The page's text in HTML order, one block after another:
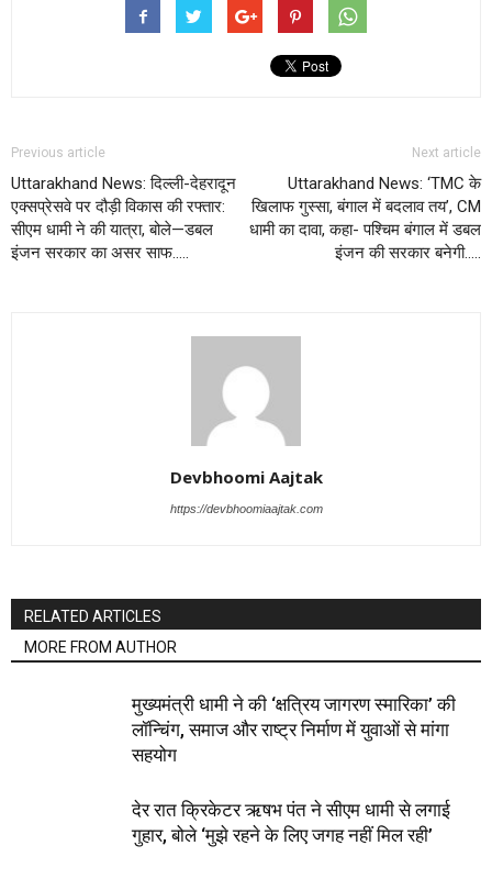
Previous article
Uttarakhand News: दिल्ली-देहरादून
एक्सप्रेसवे पर दौड़ी विकास की रफ्तार:
सीएम धामी ने की यात्रा, बोले—डबल
इंजन सरकार का असर साफ…..
Next article
Uttarakhand News: ‘TMC के
खिलाफ गुस्सा, बंगाल में बदलाव तय’, CM
धामी का दावा, कहा- पश्चिम बंगाल में डबल
इंजन की सरकार बनेगी…..
Devbhoomi Aajtak
https://devbhoomiaajtak.com
RELATED ARTICLES
MORE FROM AUTHOR
मुख्यमंत्री धामी ने की ‘क्षत्रिय जागरण स्मारिका’ की
लॉन्चिंग, समाज और राष्ट्र निर्माण में युवाओं से मांगा
सहयोग
देर रात क्रिकेटर ऋषभ पंत ने सीएम धामी से लगाई
गुहार, बोले ‘मुझे रहने के लिए जगह नहीं मिल रही’